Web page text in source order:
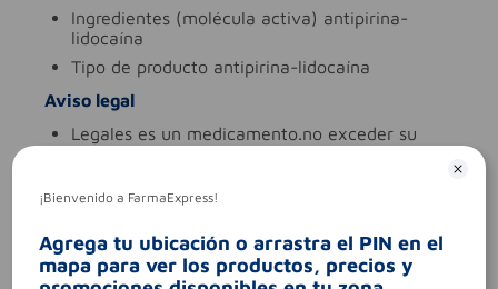
ingredientes (molécula activa) antipirina-
lidocaína
tipo de producto antipirina-lidocaína
Aviso legal
legales es un medicamento.no exceder su
consultar al médico.
contraindicaciones
codigo invima 2022m-010269-r3
¡Bienvenido a FarmaExpress!
Agrega tu ubicación o arrastra el PIN en el
mapa para ver los productos, precios y